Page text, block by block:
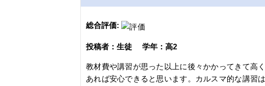
総合評価:
投稿者：生徒 学年：高2
教材費や講習が思った以上に後々かかってきて高
あれば安心できると思います。カルスマ的な講習